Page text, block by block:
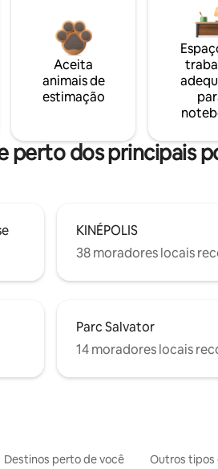
Aceita
animais de
estimação
perto dos principais
KINÉPOLIS
38 moradores locais
Parc Salvator
14 moradores locais
Destinos perto de você Outros tipos